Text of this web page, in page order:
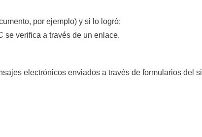
por ejemplo) y si lo logró;
se verifica a través de un enlace.
electrónicos enviados a través de formularios del